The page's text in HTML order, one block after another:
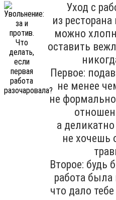
Уход с
из
можно
оставить
Первое:
не менее
не
а
не хочешь
Второе: будь
работа
что дало